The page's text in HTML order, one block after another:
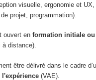
visuelle, ergonomie et UX,
projet, programmation).
ouvert en formation initiale
à distance).
être délivré dans le cadre
(VAE).